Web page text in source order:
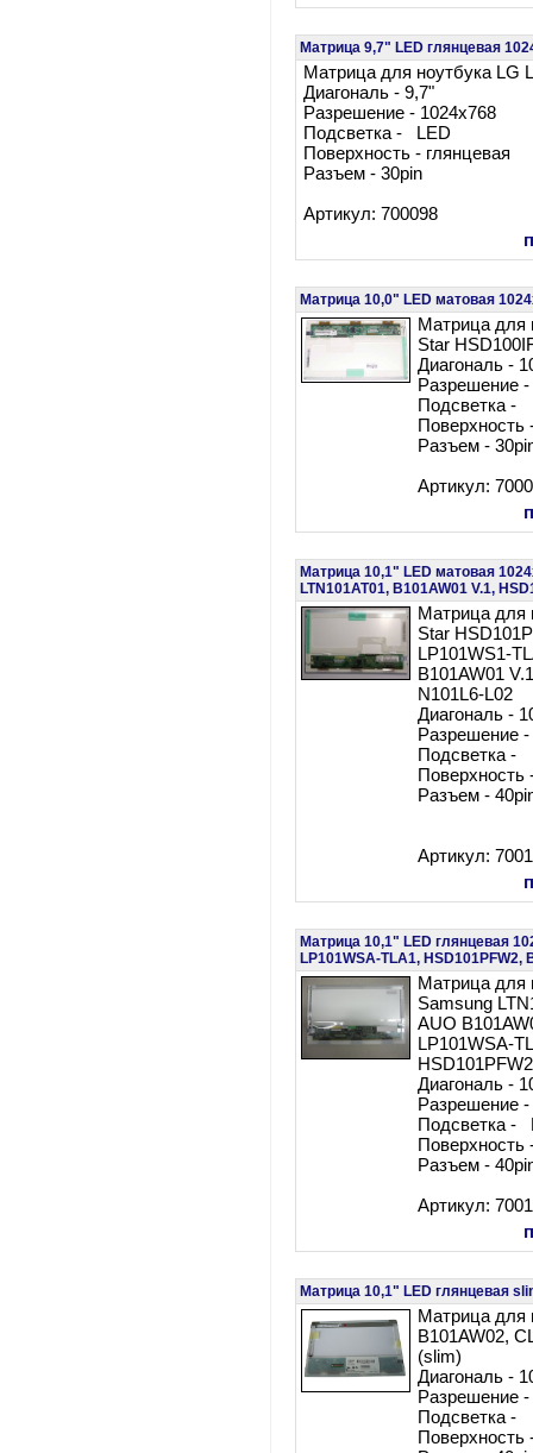
Матрица 9,7" LED глянцевая
Матрица для ноутбука LG
Диагональ - 9,7"
Разрешение - 1024x768
Подсветка - LED
Поверхность - глянцевая
Разъем - 30pin
Артикул: 700098
Матрица 10,0" LED матовая
Матрица для
Star
Диагональ -
Разрешение
Подсветка
Поверхность
Разъем -
Артикул:
Матрица 10,1" LED матовая
LTN101AT01, B101AW01 V.1,
Матрица для
Star
LP101WS1-
B101AW01
N101L6-L02
Диагональ -
Разрешение
Подсветка
Поверхность
Разъем -
Артикул:
Матрица 10,1" LED глянцевая
LP101WSA-TLA1, HSD101PFW2,
Матрица для
Samsung
AUO
LP101WSA-
Диагональ -
Разрешение
Подсветка -
Поверхность
Разъем -
Артикул:
Матрица 10,1" LED глянцевая
Матрица для
B101AW02,
(slim)
Диагональ -
Разрешение
Подсветка
Поверхность